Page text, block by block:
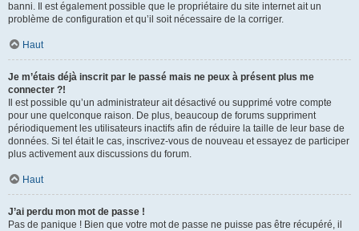
banni. Il est également possible que le propriétaire du site internet ait un
problème de configuration et qu’il soit nécessaire de la corriger.
Haut
Je m’étais déjà inscrit par le passé mais ne peux à présent plus me
connecter ?!
Il est possible qu’un administrateur ait désactivé ou supprimé votre compte
pour une quelconque raison. De plus, beaucoup de forums suppriment
périodiquement les utilisateurs inactifs afin de réduire la taille de leur base de
données. Si tel était le cas, inscrivez-vous de nouveau et essayez de participer
plus activement aux discussions du forum.
Haut
J’ai perdu mon mot de passe !
Pas de panique ! Bien que votre mot de passe ne puisse pas être récupéré, il